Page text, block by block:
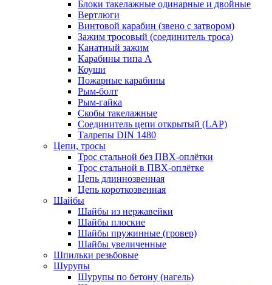
Блоки такелажные одинарные и двойные
Вертлюги
Винтовой карабин (звено с затвором)
Зажим тросовый (соединитель троса)
Канатный зажим
Карабины типа А
Коуши
Пожарные карабины
Рым-болт
Рым-гайка
Скобы такелажные
Соединитель цепи открытый (LAP)
Талрепы DIN 1480
Цепи, тросы
Трос стальной без ПВХ-оплётки
Трос стальной в ПВХ-оплётке
Цепь длиннозвенная
Цепь короткозвенная
Шайбы
Шайбы из нержавейки
Шайбы плоские
Шайбы пружинные (гровер)
Шайбы увеличенные
Шпильки резьбовые
Шурупы
Шурупы по бетону (нагель)